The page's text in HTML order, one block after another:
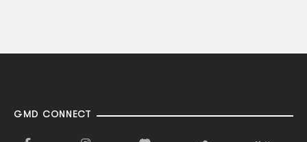
GMD CONNECT